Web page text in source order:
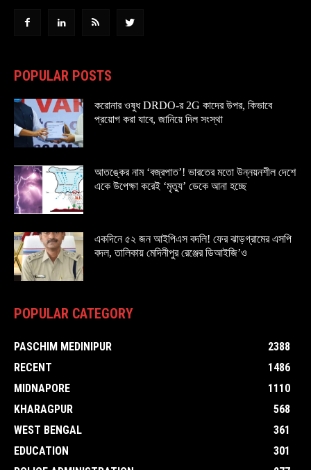
POPULAR POSTS
করোনার ওষুধ DRDO-র 2G কাদের উপর, কিভাবে
প্রয়োগ করা যাবে, জানিয়ে দিল সংস্থা
আতঙ্কের নাম ‘বজ্রপাত’! ভারতের মতো উন্নয়নশীল দেশে
একে উপেক্ষা করেই ‘মৃত্যু’ ডেকে আনা হচ্ছে
একদিনে ৫২ জন আইপিএস বদলি! ফের ঝাড়গ্রামের এসপি
বদল, তালিকায় মেদিনীপুর রেঞ্জের ডিআইজি’ও
POPULAR CATEGORY
PASCHIM MEDINIPUR
2388
RECENT
1486
MIDNAPORE
1110
KHARAGPUR
568
WEST BENGAL
361
EDUCATION
301